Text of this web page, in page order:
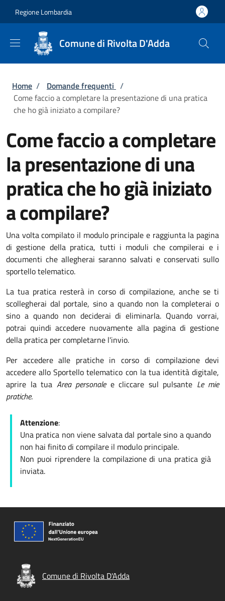
Regione Lombardia
Comune di Rivolta D'Adda
Briciole di pane
Home / Domande frequenti /
Come faccio a completare la presentazione di una pratica
che ho già iniziato a compilare?
Come faccio a completare
la presentazione di una
pratica che ho già iniziato
a compilare?
Una volta compilato il modulo principale e raggiunta la pagina
di gestione della pratica, tutti i moduli che compilerai e i
documenti che allegherai saranno salvati e conservati sullo
sportello telematico.
La tua pratica resterà in corso di compilazione, anche se ti
scollegherai dal portale, sino a quando non la completerai o
sino a quando non deciderai di eliminarla. Quando vorrai,
potrai quindi accedere nuovamente alla pagina di gestione
della pratica per completarne l'invio.
Per accedere alle pratiche in corso di compilazione devi
accedere allo Sportello telematico con la tua identità digitale,
aprire la tua Area personalee cliccare sul pulsante Le mie
pratiche.
Attenzione:
Una pratica non viene salvata dal portale sino a quando
non hai finito di compilare il modulo principale.
Non puoi riprendere la compilazione di una pratica già
inviata.
Comune di Rivolta D'Adda